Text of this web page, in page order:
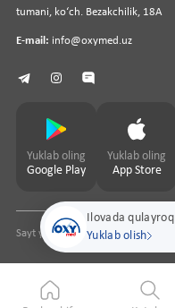
Ilovada qulayroq
Yuklab olish
tumani, koʻch. Bezakchilik, 18A
E-mail: info@oxymed.uz
Yuklab oling
Google Play
Yuklab oling
App Store
Sayt yaratuvchipharmit.uz